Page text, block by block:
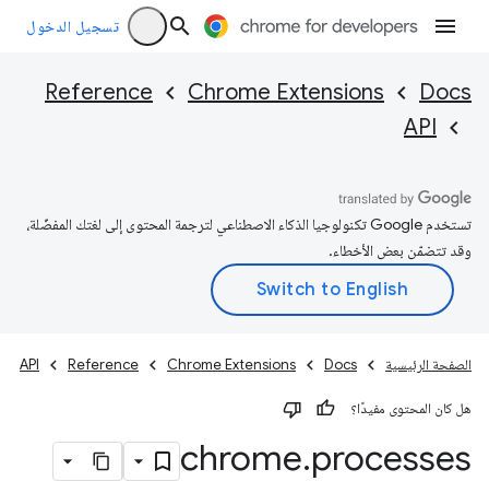
تسجيل الدخول
Docs
Chrome Extensions
Reference
API
تستخدم Google تكنولوجيا الذكاء الاصطناعي لترجمة المحتوى إلى لغتك المفضّلة،
وقد تتضمّن بعض الأخطاء.
الصفحة الرئيسية Docs
Chrome Extensions
Reference
API
هل كان المحتوى مفيدًا؟
chrome.processes